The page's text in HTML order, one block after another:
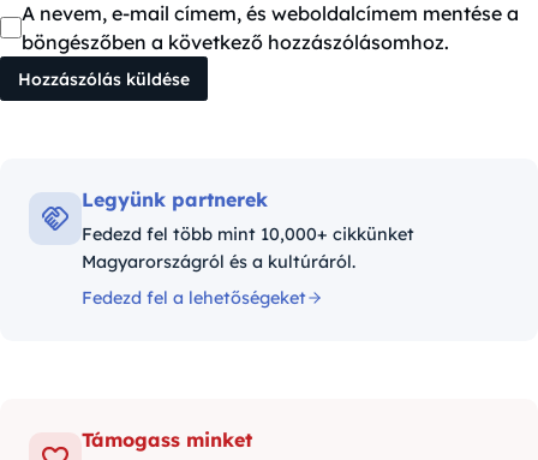
A nevem, e-mail címem, és weboldalcímem mentése a
böngészőben a következő hozzászólásomhoz.
Legyünk partnerek
Fedezd fel több mint 10,000+ cikkünket
Magyarországról és a kultúráról.
Fedezd fel a lehetőségeket
Támogass minket